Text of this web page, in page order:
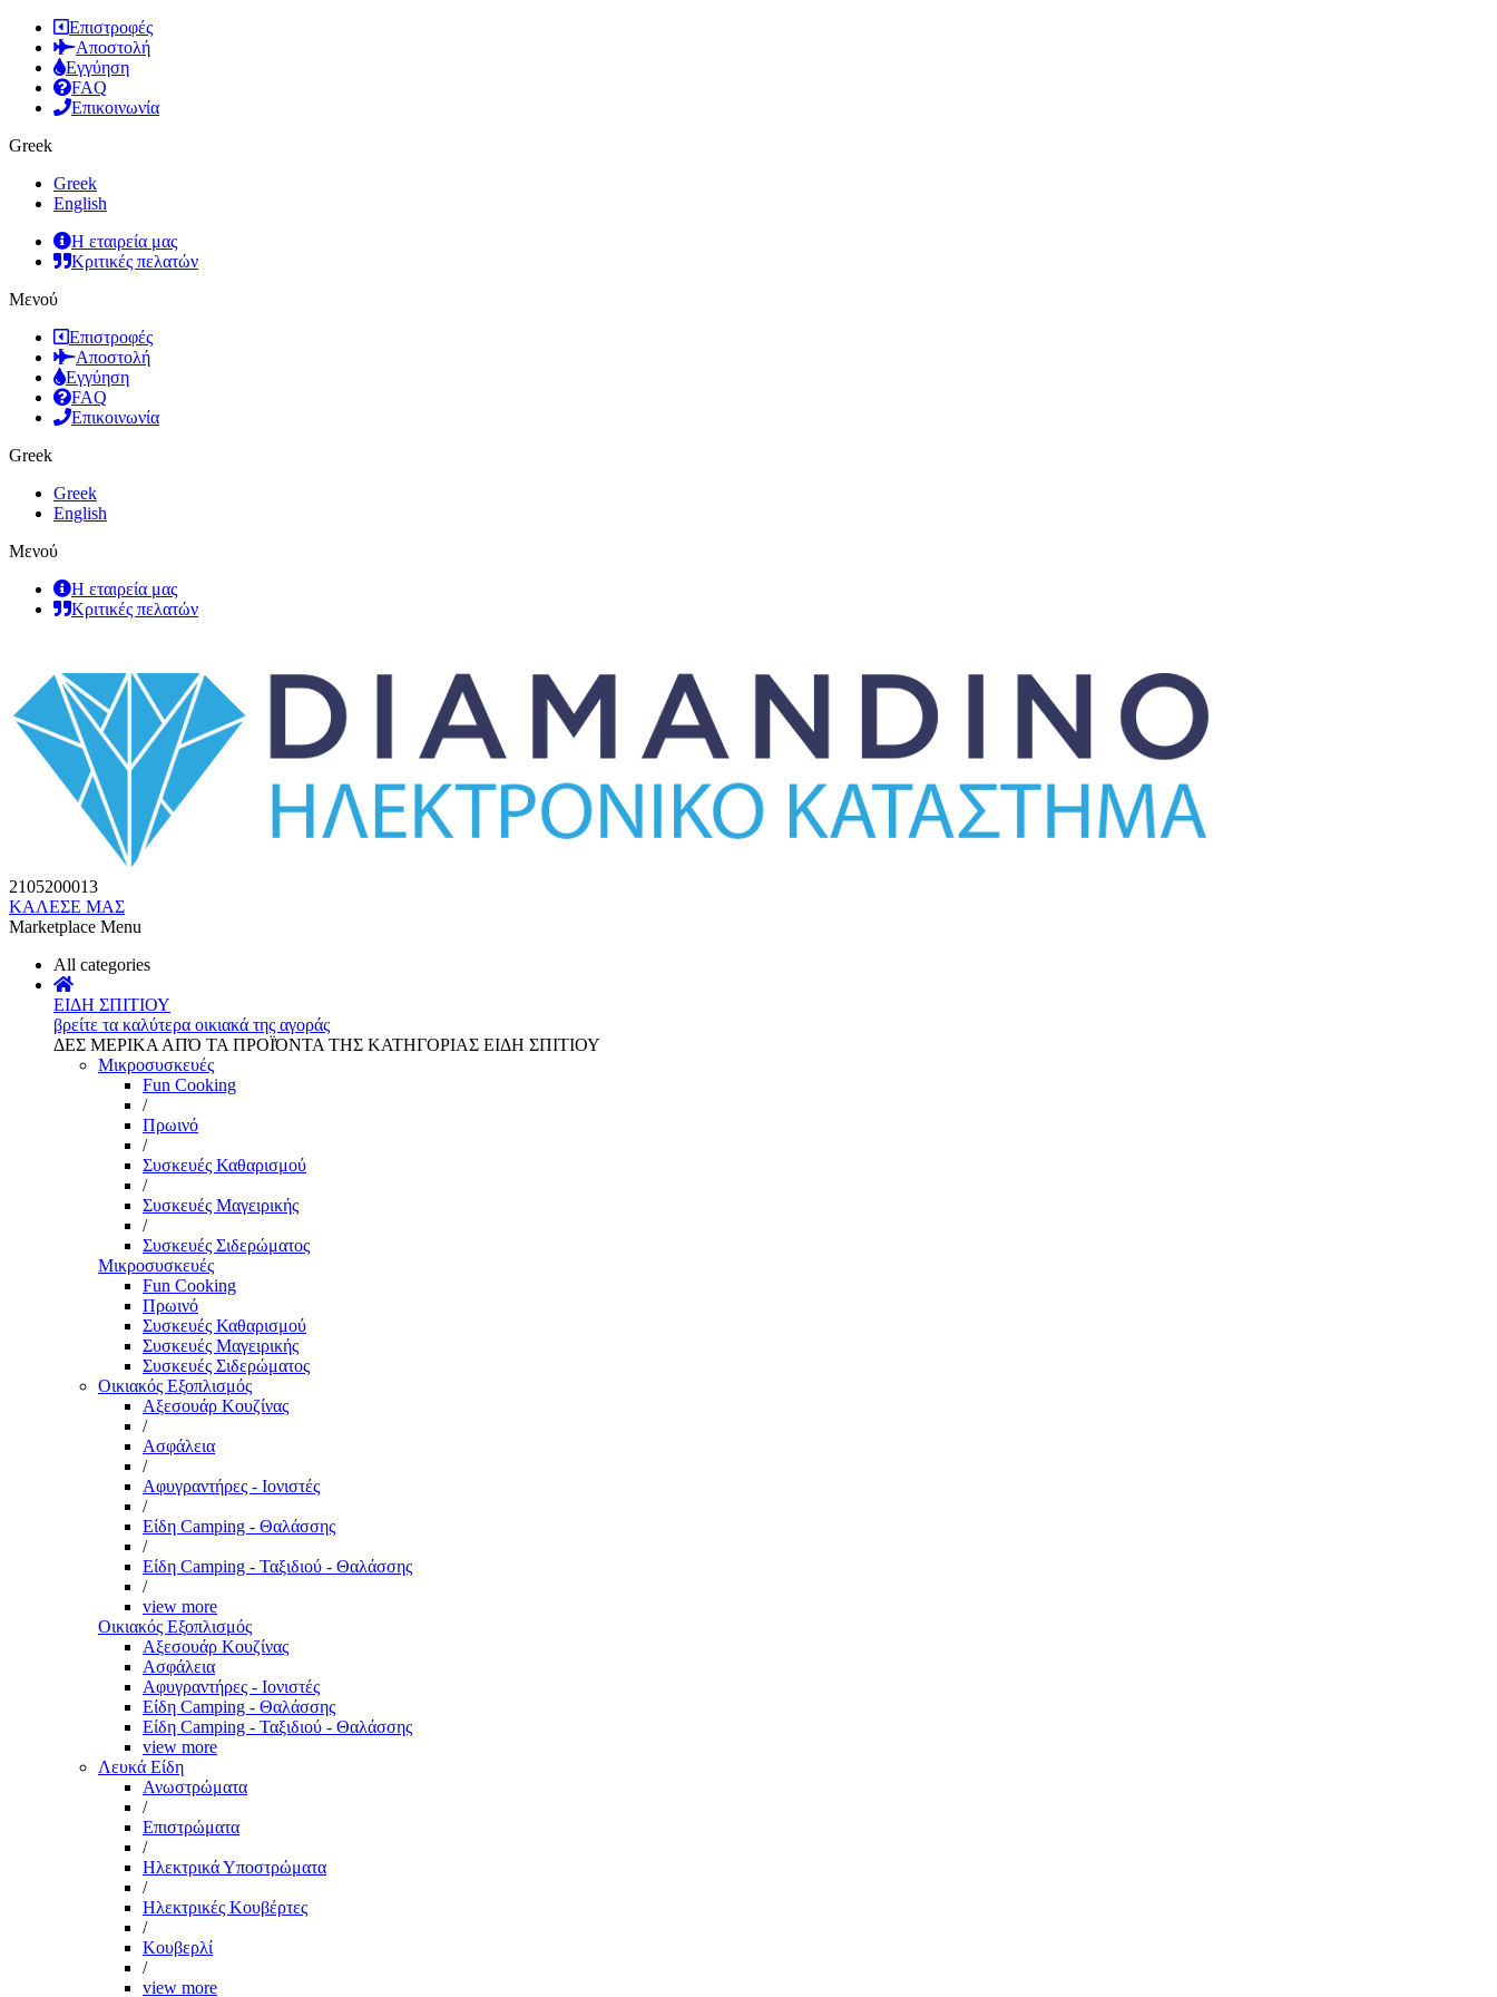
Επιστροφές
Αποστολή
Εγγύηση
FAQ
Επικοινωνία
Greek
Greek
English
Η εταιρεία μας
Κριτικές πελατών
Μενού
Επιστροφές
Αποστολή
Εγγύηση
FAQ
Επικοινωνία
Greek
Greek
English
Μενού
Η εταιρεία μας
Κριτικές πελατών
2105200013
ΚΑΛΕΣΕ ΜΑΣ
Marketplace Menu
All categories
ΕΙΔΗ ΣΠΙΤΙΟΥ
βρείτε τα καλύτερα οικιακά της αγοράς
ΔΕΣ ΜΕΡΙΚΑ ΑΠΌ ΤΑ ΠΡΟΪΌΝΤΑ ΤΗΣ ΚΑΤΗΓΟΡΙΑΣ ΕΙΔΗ ΣΠΙΤΙΟΥ
Μικροσυσκευές
Fun Cooking
/
Πρωινό
/
Συσκευές Καθαρισμού
/
Συσκευές Μαγειρικής
/
Συσκευές Σιδερώματος
Μικροσυσκευές
Fun Cooking
Πρωινό
Συσκευές Καθαρισμού
Συσκευές Μαγειρικής
Συσκευές Σιδερώματος
Οικιακός Εξοπλισμός
Αξεσουάρ Κουζίνας
/
Ασφάλεια
/
Αφυγραντήρες - Ιονιστές
/
Είδη Camping - Θαλάσσης
/
Είδη Camping - Ταξιδιού - Θαλάσσης
/
view more
Οικιακός Εξοπλισμός
Αξεσουάρ Κουζίνας
Ασφάλεια
Αφυγραντήρες - Ιονιστές
Είδη Camping - Θαλάσσης
Είδη Camping - Ταξιδιού - Θαλάσσης
view more
Λευκά Είδη
Ανωστρώματα
/
Επιστρώματα
/
Ηλεκτρικά Υποστρώματα
/
Ηλεκτρικές Κουβέρτες
/
Κουβερλί
/
view more